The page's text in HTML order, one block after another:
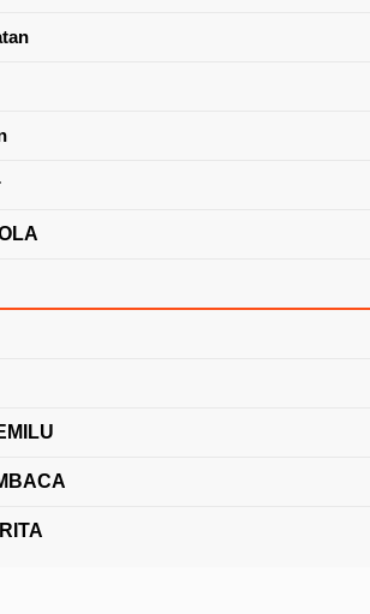
Natal Jaringan Doa,
Jadi Pembawa Damai